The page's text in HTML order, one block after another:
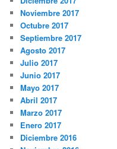
Noviembre 2017
Octubre 2017
Septiembre 2017
Agosto 2017
Julio 2017
Junio 2017
Mayo 2017
Abril 2017
Marzo 2017
Enero 2017
Diciembre 2016